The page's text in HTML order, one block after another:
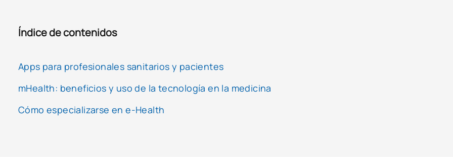
Índice de contenidos
Apps para profesionales sanitarios y pacientes
mHealth: beneficios y uso de la tecnología en la medicina
Cómo especializarse en e-Health